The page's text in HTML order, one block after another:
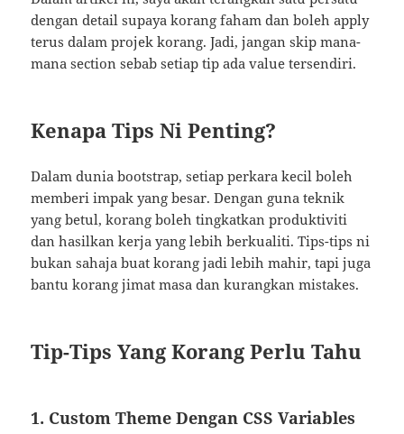
dengan detail supaya korang faham dan boleh apply
terus dalam projek korang. Jadi, jangan skip mana-
mana section sebab setiap tip ada value tersendiri.
Kenapa Tips Ni Penting?
Dalam dunia bootstrap, setiap perkara kecil boleh
memberi impak yang besar. Dengan guna teknik
yang betul, korang boleh tingkatkan produktiviti
dan hasilkan kerja yang lebih berkualiti. Tips-tips ni
bukan sahaja buat korang jadi lebih mahir, tapi juga
bantu korang jimat masa dan kurangkan mistakes.
Tip-Tips Yang Korang Perlu Tahu
1. Custom Theme Dengan CSS Variables